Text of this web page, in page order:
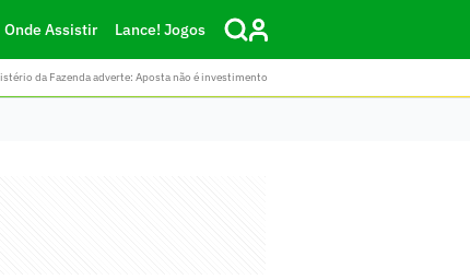
Onde Assistir Lance! Jogos
da Fazenda adverte: Aposta não é investimento